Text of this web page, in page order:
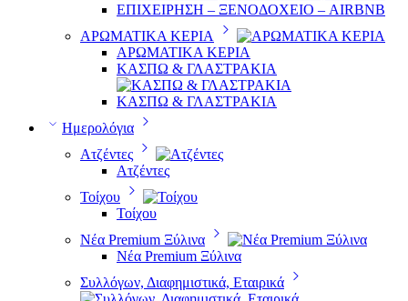
ΕΠΙΧΕΙΡΗΣΗ – ΞΕΝΟΔΟΧΕΙΟ – AIRBNB
ΑΡΩΜΑΤΙΚΑ ΚΕΡΙΑ
ΑΡΩΜΑΤΙΚΑ ΚΕΡΙΑ
ΚΑΣΠΩ & ΓΛΑΣΤΡΑΚΙΑ
ΚΑΣΠΩ & ΓΛΑΣΤΡΑΚΙΑ
Ημερολόγια
Ατζέντες
Ατζέντες
Τοίχου
Τοίχου
Νέα Premium Ξύλινα
Νέα Premium Ξύλινα
Συλλόγων, Διαφημιστικά, Εταιρικά